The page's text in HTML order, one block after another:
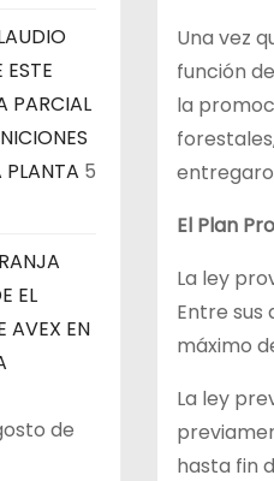
PARCIAL
PLANTA 5
EL
AVEX EN
de
Una vez
función
la
El Plan
La ley
Entre
máximo
La ley
hasta fin